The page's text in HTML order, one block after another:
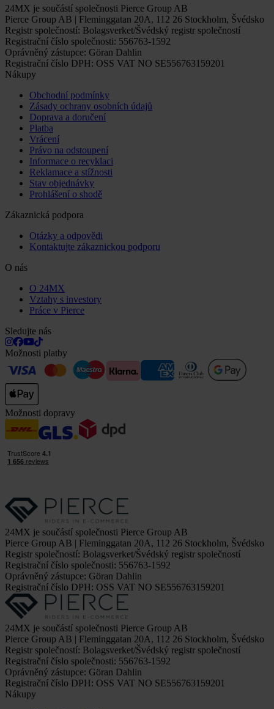
24MX je součástí společnosti Pierce Group AB
Pierce Group AB | Fleminggatan 20A, 112 26 Stockholm, Švédsko
Registr společností: Bolagsverket/Švédský registr společností
Registrační číslo společnosti: 556763-1592
Oprávněný zástupce: Göran Dahlin
Registrační číslo DPH: OSS VAT NO SE556763159201
Nákupy
Obchodní podmínky
Zásady ochrany osobních údajů
Doprava a doručení
Platba
Vrácení
Právo na odstoupení
Informace o recyklaci
Reklamace a stížnosti
Stav objednávky
Prohlášení o shodě
Zákaznická podpora
Otázky a odpovědi
Kontaktujte zákaznickou podporu
O nás
O 24MX
Vztahy s investory
Práce v Pierce
Sledujte nás
Možnosti platby
Možnosti dopravy
24MX je součástí společnosti Pierce Group AB
Pierce Group AB | Fleminggatan 20A, 112 26 Stockholm, Švédsko
Registr společností: Bolagsverket/Švédský registr společností
Registrační číslo společnosti: 556763-1592
Oprávněný zástupce: Göran Dahlin
Registrační číslo DPH: OSS VAT NO SE556763159201
24MX je součástí společnosti Pierce Group AB
Pierce Group AB | Fleminggatan 20A, 112 26 Stockholm, Švédsko
Registr společností: Bolagsverket/Švédský registr společností
Registrační číslo společnosti: 556763-1592
Oprávněný zástupce: Göran Dahlin
Registrační číslo DPH: OSS VAT NO SE556763159201
Nákupy